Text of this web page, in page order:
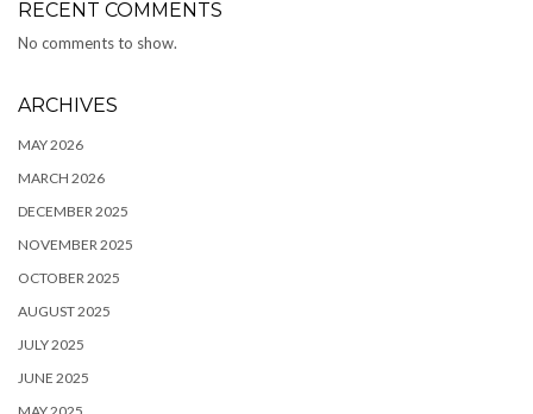
RECENT COMMENTS
No comments to show.
ARCHIVES
MAY 2026
MARCH 2026
DECEMBER 2025
NOVEMBER 2025
OCTOBER 2025
AUGUST 2025
JULY 2025
JUNE 2025